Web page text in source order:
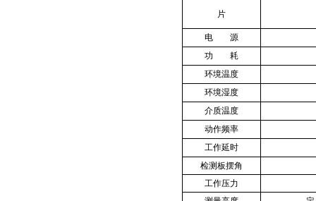
片
电 源
功 耗
环境温度
环境湿度
介质温度
动作频率
工作延时
检测板摆角
工作压力